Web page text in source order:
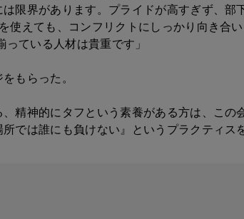
限界があります。プライドが高すぎず、部
えても、コンフリクトにしっかり向き合
ている人材は貴重です」
もらった。
精神的にタフという素養がある方は、こ
では誰にも負けない』というプラクティス